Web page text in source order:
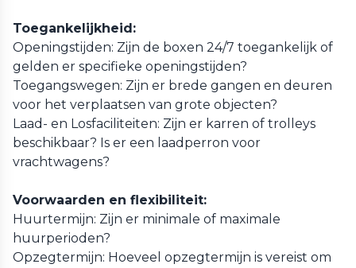
Toegankelijkheid:
Openingstijden: Zijn de boxen 24/7 toegankelijk of
gelden er specifieke openingstijden?
Toegangswegen: Zijn er brede gangen en deuren
voor het verplaatsen van grote objecten?
Laad- en Losfaciliteiten: Zijn er karren of trolleys
beschikbaar? Is er een laadperron voor
vrachtwagens?
Voorwaarden en flexibiliteit:
Huurtermijn: Zijn er minimale of maximale
huurperioden?
Opzegtermijn: Hoeveel opzegtermijn is vereist om